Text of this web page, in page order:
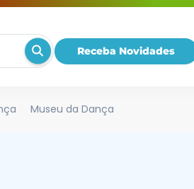
Receba Novidades
Museu da Dança